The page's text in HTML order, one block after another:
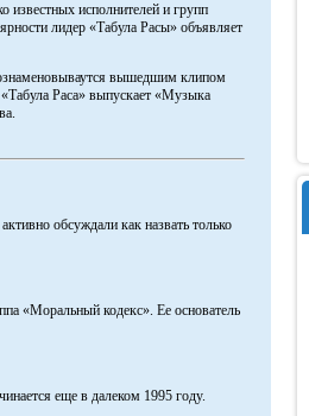
известных исполнителей и групп
лидер «Табула Расы» объявляет
вышедшим клипом
Раса» выпускает «Музыка
обсуждали как назвать только
«Моральный кодекс». Ее основатель
еще в далеком 1995 году.